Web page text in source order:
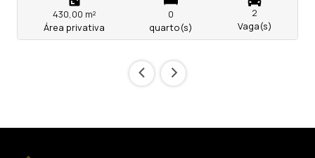
430,00 m²
Área privativa
0
quarto(s)
2
Vaga(s)
‹ ›